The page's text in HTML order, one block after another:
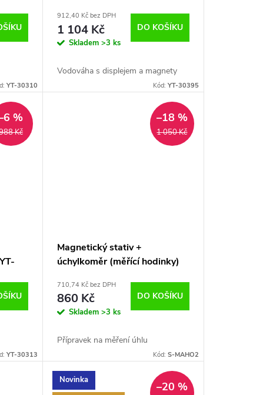
YT-30310
912,40 Kč bez DPH
1 104 Kč
Skladem >3 ks
DO KOŠÍKU
Vodováha s displejem a magnety
Kód: YT-30395
Kč
%
YT-30313
1 050 Kč
–18 %
Magnetický stativ +
úchylkoměr (měřící hodinky)
710,74 Kč bez DPH
860 Kč
Skladem >3 ks
DO KOŠÍKU
Přípravek na měření úhlu
Kód: S-MAHO2
Novinka
–20 %